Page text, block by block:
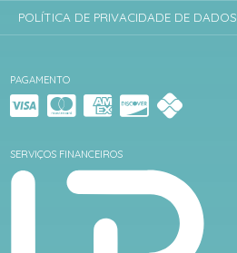
PAGAMENTO
SERVIÇOS FINANCEIROS
POLÍTICA DE PRIVACIDADE DE DADOS